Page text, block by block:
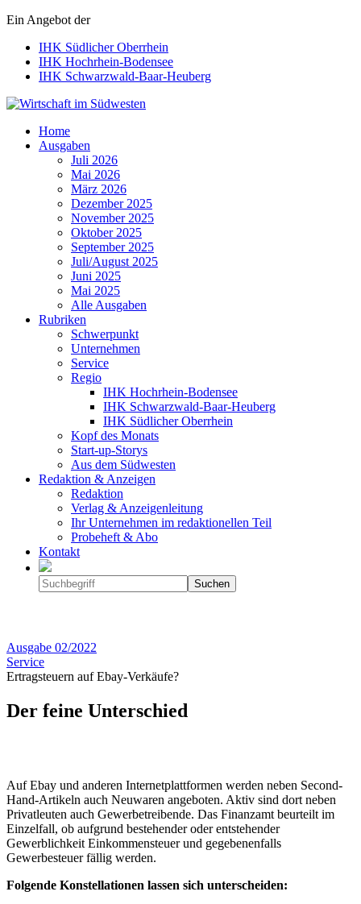
Ein Angebot der
IHK Südlicher Oberrhein
IHK Hochrhein-Bodensee
IHK Schwarzwald-Baar-Heuberg
Wirtschaft im Südwesten
Home
Ausgaben
Juli 2026
Mai 2026
März 2026
Dezember 2025
November 2025
Oktober 2025
September 2025
Juli/August 2025
Juni 2025
Mai 2025
Alle Ausgaben
Rubriken
Schwerpunkt
Unternehmen
Service
Regio
IHK Hochrhein-Bodensee
IHK Schwarzwald-Baar-Heuberg
IHK Südlicher Oberrhein
Kopf des Monats
Start-up-Storys
Aus dem Südwesten
Redaktion & Anzeigen
Redaktion
Verlag & Anzeigenleitung
Ihr Unternehmen im redaktionellen Teil
Probeheft & Abo
Kontakt
Ausgabe 02/2022
Service
Ertragsteuern auf Ebay-Verkäufe?
Der feine Unterschied
Auf Ebay und anderen Internetplattformen werden neben Second-
Hand-Artikeln auch Neuwaren angeboten. Aktiv sind dort neben
Privatleuten auch Gewerbetreibende. Das Finanzamt beurteilt im
Einzelfall, ob aufgrund bestehender oder entstehender
Gewerblichkeit Einkommensteuer und gegebenenfalls
Gewerbesteuer fällig werden.
Folgende Konstellationen lassen sich unterscheiden: